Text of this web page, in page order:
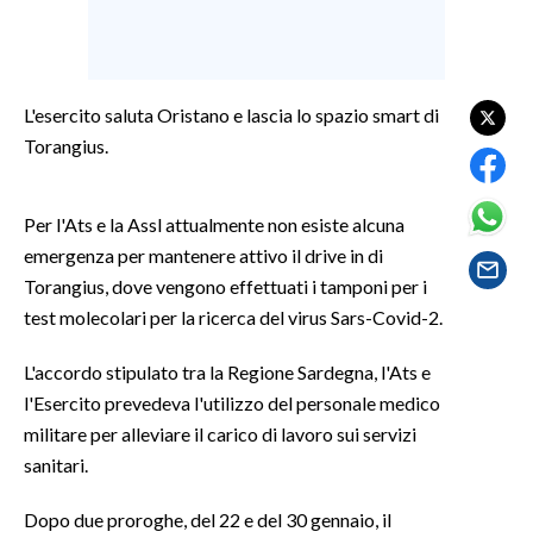
GOSSIP
SARDEGNA TURISMO
SARDI NEL MONDO
#CARAUNIONE
L'esercito saluta Oristano e lascia lo spazio smart di
Torangius.
Per l'Ats e la Assl attualmente non esiste alcuna
emergenza per mantenere attivo il drive in di
Torangius, dove vengono effettuati i tamponi per i
test molecolari per la ricerca del virus Sars-Covid-2.
L'accordo stipulato tra la Regione Sardegna, l'Ats e
l'Esercito prevedeva l'utilizzo del personale medico
militare per alleviare il carico di lavoro sui servizi
sanitari.
Dopo due proroghe, del 22 e del 30 gennaio, il